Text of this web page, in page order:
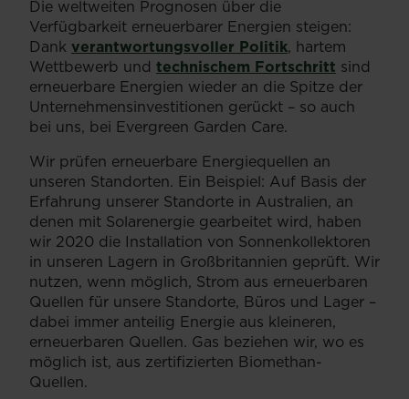
Die weltweiten Prognosen über die
Verfügbarkeit erneuerbarer Energien steigen:
Dank verantwortungsvoller Politik, hartem
Wettbewerb und technischem Fortschritt sind
erneuerbare Energien wieder an die Spitze der
Unternehmensinvestitionen gerückt – so auch
bei uns, bei Evergreen Garden Care.
Wir prüfen erneuerbare Energiequellen an
unseren Standorten. Ein Beispiel: Auf Basis der
Erfahrung unserer Standorte in Australien, an
denen mit Solarenergie gearbeitet wird, haben
wir 2020 die Installation von Sonnenkollektoren
in unseren Lagern in Großbritannien geprüft. Wir
nutzen, wenn möglich, Strom aus erneuerbaren
Quellen für unsere Standorte, Büros und Lager –
dabei immer anteilig Energie aus kleineren,
erneuerbaren Quellen. Gas beziehen wir, wo es
möglich ist, aus zertifizierten Biomethan-
Quellen.